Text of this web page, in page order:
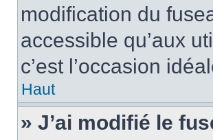
modification du
accessible qu’aux
c’est l’occasion
Haut
» J’ai modifié le